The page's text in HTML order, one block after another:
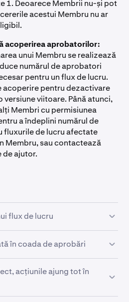
1. Deoarece Membrii nu-și pot
acestui Membru nu ar
acoperirea aprobatorilor:
unui Membru se realizează
numărul de aprobatori
pentru un flux de lucru.
acoperire pentru dezactivare
viitoare. Până atunci,
Membri cu permisiunea
a îndeplini numărul de
fluxurile de lucru afectate
Membru, sau contactează
de ajutor.
flux de lucru
un alt Membru (în afară de
Approve pe fluxul de lucru
o politică să poată fi blocată.
blocarea ar crea un
putea aproba modificările
permisiunea Approve pe
în coada de aprobări
cu permisiunea Approve
încă activi. Dacă un Membru cu
dezactivat sau eliminat de
acțiunile ajung tot în